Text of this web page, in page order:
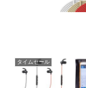
タイムセール